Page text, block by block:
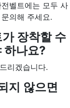
벨트에는 모두 사
의해 주세요.
장착할 수
하나요?
리겠습니다.
지 않으면